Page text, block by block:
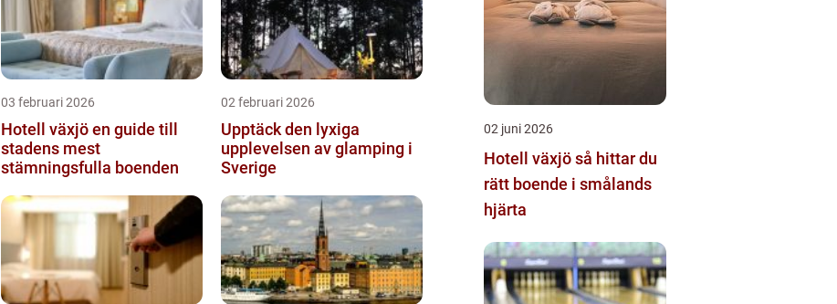
03 februari 2026
Hotell växjö en guide till
stadens mest
stämningsfulla boenden
02 februari 2026
Upptäck den lyxiga
upplevelsen av glamping i
Sverige
02 juni 2026
Hotell växjö så hittar du
rätt boende i smålands
hjärta